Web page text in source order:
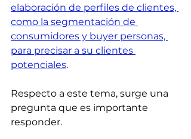
elaboración de perfiles de clientes,
como la segmentación de
consumidores y buyer personas,
para precisar a su clientes
potenciales.
Respecto a este tema, surge una
pregunta que es importante
responder.